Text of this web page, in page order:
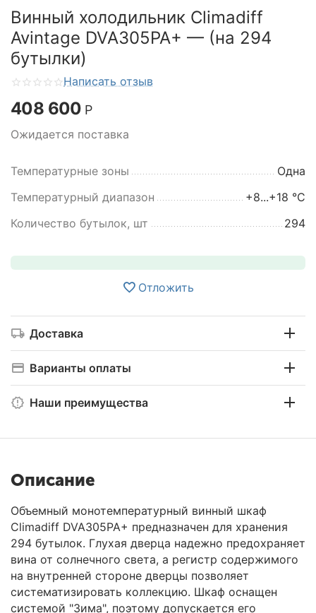
Винный холодильник Climadiff
Avintage DVA305PA+ — (на 294
бутылки)
Написать отзыв
408 600 Р
Ожидается поставка
Температурные зоны
Одна
Температурный диапазон
+8...+18 °C
Количество бутылок, шт
294
Отложить
Доставка
Варианты оплаты
Наши преимущества
Описание
Объемный монотемпературный винный шкаф
Climadiff DVA305PA+ предназначен для хранения
294 бутылок. Глухая дверца надежно предохраняет
вина от солнечного света, а регистр содержимого
на внутренней стороне дверцы позволяет
систематизировать коллекцию. Шкаф оснащен
системой "Зима", поэтому допускается его